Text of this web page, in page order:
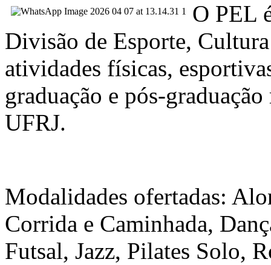
O PEL
Divisão de Esporte,
atividades físicas,
graduação e pós-
UFRJ.
Modalidades ofertadas:
Corrida e Caminhada,
Futsal, Jazz, Pilates Solo,